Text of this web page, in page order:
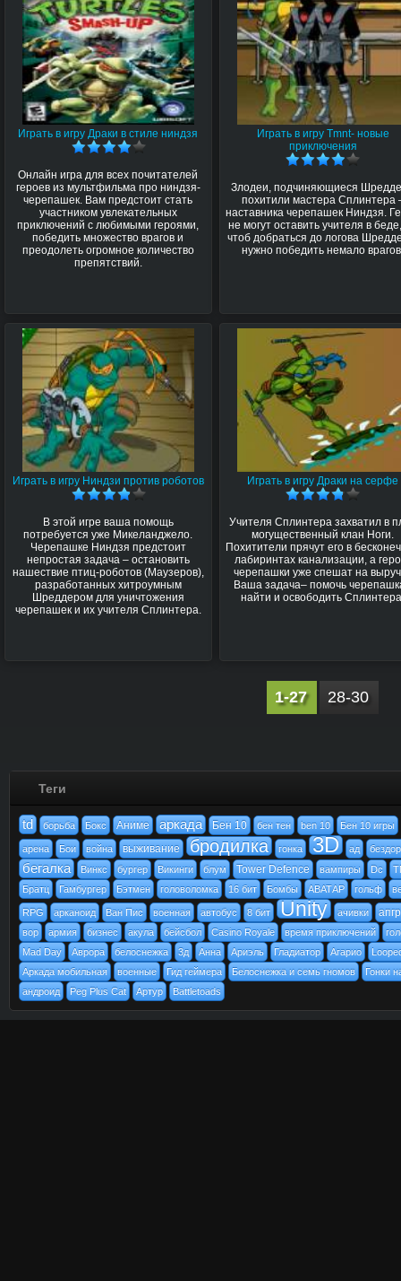
Играть в игру Драки в стиле ниндзя
Онлайн игра для всех почитателей
героев из мультфильма про ниндзя-
черепашек. Вам предстоит стать
участником увлекательных
приключений с любимыми героями,
победить множество врагов и
преодолеть огромное количество
препятствий.
Играть в игру Tmnt- новые
приключения
Злодеи, подчиняющиеся
похитили мастера Сплинтера
наставника черепашек Ниндзя.
не могут оставить учителя в
чтоб добраться до логова
нужно победить немало
Играть в игру Ниндзи против роботов
В этой игре ваша помощь
потребуется уже Микеланджело.
Черепашке Ниндзя предстоит
непростая задача – остановить
нашествие птиц-роботов (Маузеров),
разработанных хитроумным
Шреддером для уничтожения
черепашек и их учителя Сплинтера.
Играть в игру Драки на серфе
Учителя Сплинтера захватил в
могущественный клан Ноги.
Похитители прячут его в
лабиринтах канализации, а
черепашки уже спешат на
Ваша задача– помочь
найти и освободить
1-27 28-30
Теги
td борьба Бокс Аниме аркада Бен 10 бен тен ben 10 Бен 10 игры
арена Бои война выживание бродилка гонка 3D ад
бегалка Винкс бургер Викинги блум Tower Defence вампиры Dc
Братц
Гамбургер Бэтмен головоломка 16 бит Бомбы АВАТАР гольф
RPG арканоид Ван Пис военная автобус 8 бит Unity ачивки
вор армия бизнес акула бейсбол Casino Royale время приключений
Mad Day
Аврора белоснежка 3д Анна Ариэль Гладиатор Агарио
Аркада мобильная
военные Гид геймера Белоснежка и семь гномов
Гонки
андроид
Peg Plus Cat Артур Battletoads